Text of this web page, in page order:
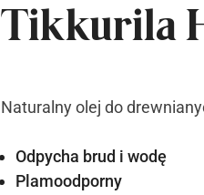
Tikkurila
Naturalny olej do
Odpycha brud i wodę
Plamoodporny